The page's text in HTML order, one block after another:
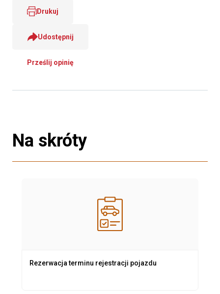
Drukuj
Udostępnij
Prześlij opinię
Na skróty
Rezerwacja terminu rejestracji pojazdu